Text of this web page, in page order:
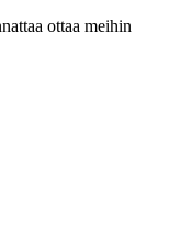
ottaa meihin